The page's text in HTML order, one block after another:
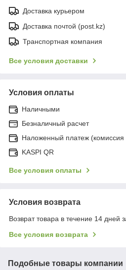
Доставка курьером
Доставка почтой (post.kz)
Транспортная компания
Все условия доставки
Условия оплаты
Наличными
Безналичный расчет
Наложенный платеж (комиссия
KASPI QR
Все условия оплаты
Условия возврата
Возврат товара в течение 14 дней
Все условия возврата
Подобные товары компании